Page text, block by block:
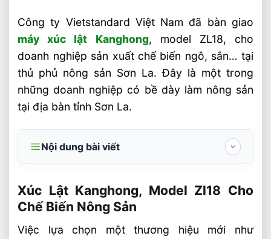
Công ty Vietstandard Việt Nam đã bàn giao
máy xúc lật Kanghong, model ZL18, cho
doanh nghiệp sản xuất chế biến ngô, sắn… tại
thủ phủ nông sản Sơn La. Đây là một trong
những doanh nghiệp có bề dày làm nông sản
tại địa bàn tỉnh Sơn La.
Nội dung bài viết
Biến Nông Sản
Model ZL18 cho chế biến nông sản
Liên hệ mua sản phẩm
Xúc Lật Kanghong, Model Zl18 Cho
Chế Biến Nông Sản
Việc lựa chọn một thương hiệu mới như